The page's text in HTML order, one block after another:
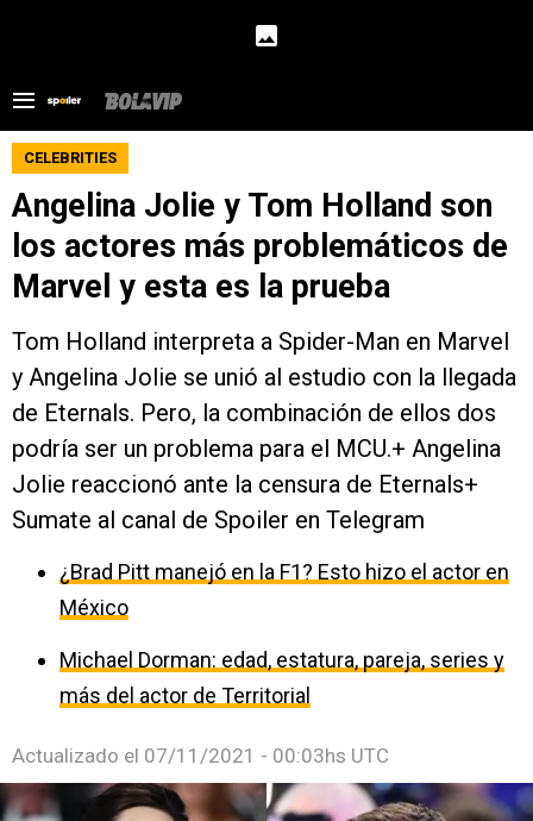
CELEBRITIES
Angelina Jolie y Tom Holland son
los actores más problemáticos de
Marvel y esta es la prueba
Tom Holland interpreta a Spider-Man en Marvel
y Angelina Jolie se unió al estudio con la llegada
de Eternals. Pero, la combinación de ellos dos
podría ser un problema para el MCU.+ Angelina
Jolie reaccionó ante la censura de Eternals+
Sumate al canal de Spoiler en Telegram
¿Brad Pitt manejó en la F1? Esto hizo el actor en
México
Michael Dorman: edad, estatura, pareja, series y
más del actor de Territorial
Actualizado el 07/11/2021 - 00:03hs UTC